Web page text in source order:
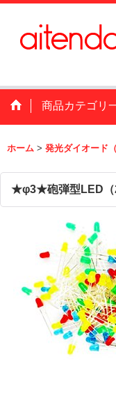
商品カテゴリ
ホーム > 発光ダイオード（
★φ3★砲弾型LED（